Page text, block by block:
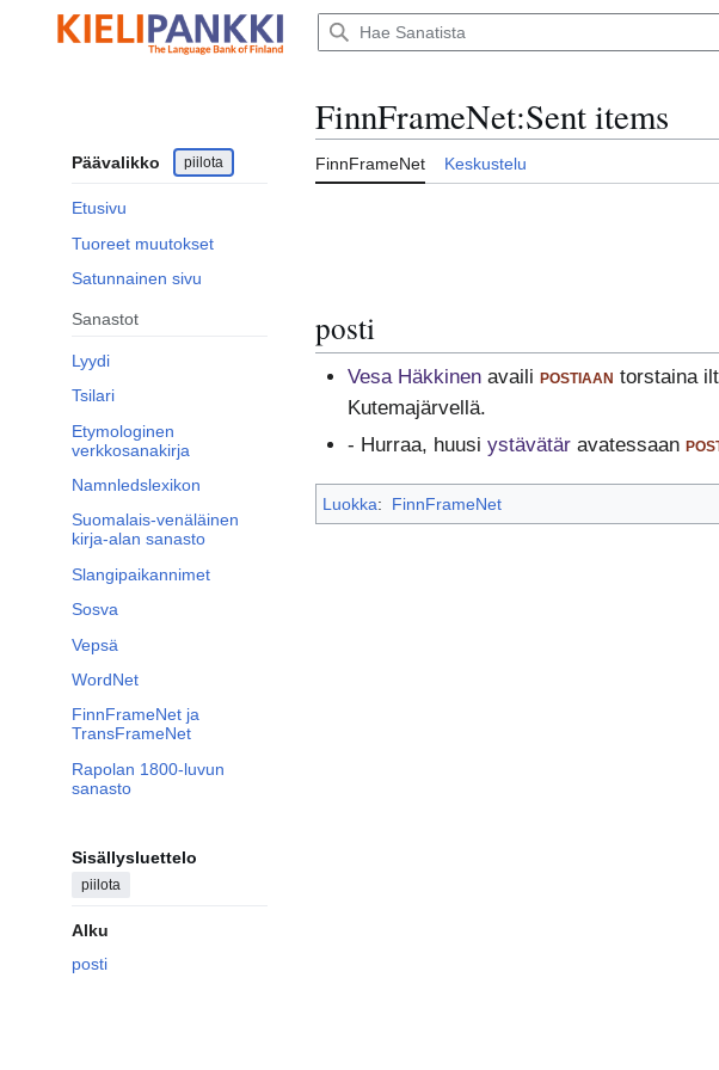
sisältöön
Päävalikko piilota
Etusivu
Tuoreet muutokset
Satunnainen sivu
Sanastot
Lyydi
Tsilari
Etymologinen
verkkosanakirja
Namnledslexikon
Suomalais-venäläinen
kirja-alan sanasto
Slangipaikannimet
Sosva
Vepsä
WordNet
FinnFrameNet ja
TransFrameNet
Rapolan 1800-luvun
sanasto
Sisällysluettelo
piilota
Alku
posti
FinnFrameNet:Sent items
FinnFrameNet Keskustelu
posti
Vesa Häkkinenavaili postiaan torstaina
Kutemajärvellä.
- Hurraa, huusi ystävätäravatessaan
Luokka: FinnFrameNet